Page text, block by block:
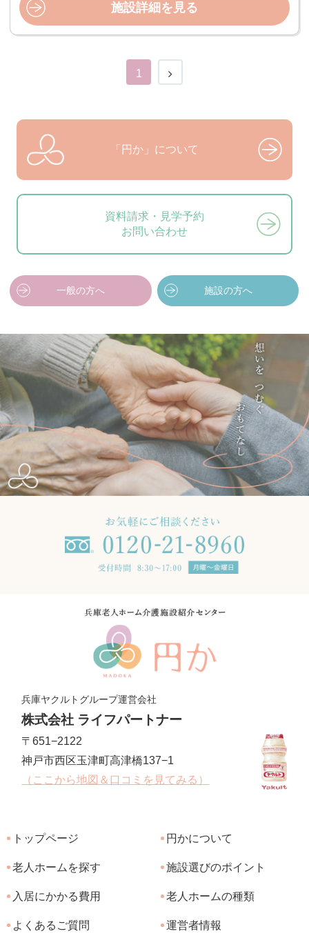
施設詳細を見る
1
「円か」について
資料請求・見学予約
お問い合わせ
一般の方へ 施設の方へ
兵庫ヤクルトグループ運営会社
株式会社 ライフパートナー
〒651−2122
神戸市西区玉津町高津橋137−1
（ここから地図＆口コミを見てみる）
トップページ 円かについて
老人ホームを探す 施設選びのポイント
入居にかかる費用 老人ホームの種類
よくあるご質問 運営者情報